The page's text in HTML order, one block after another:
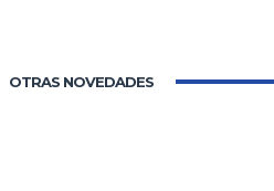
OTRAS NOVEDADES